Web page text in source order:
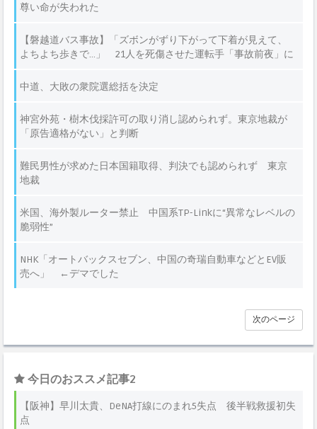
尊い命が失われた
【磐越道バス事故】「ズボンがずり下がって下着が見えて、
よちよち歩きで…」 21人を死傷させた運転手「事故前夜」に
中道、大敗の衆院選総括を決定
神宮外苑・樹木伐採許可の取り消し認められず。東京地裁が
「原告適格がない」と判断
難民男性が求めた日本国籍取得、判決でも認められず 東京
地裁
米国、海外製ルーター禁止 中国系TP-Linkに“異常なレベルの
脆弱性”
NHK「オートバックスセブン、中国の奇瑞自動車などとEV販
売へ」 ←デマでした
次のページ